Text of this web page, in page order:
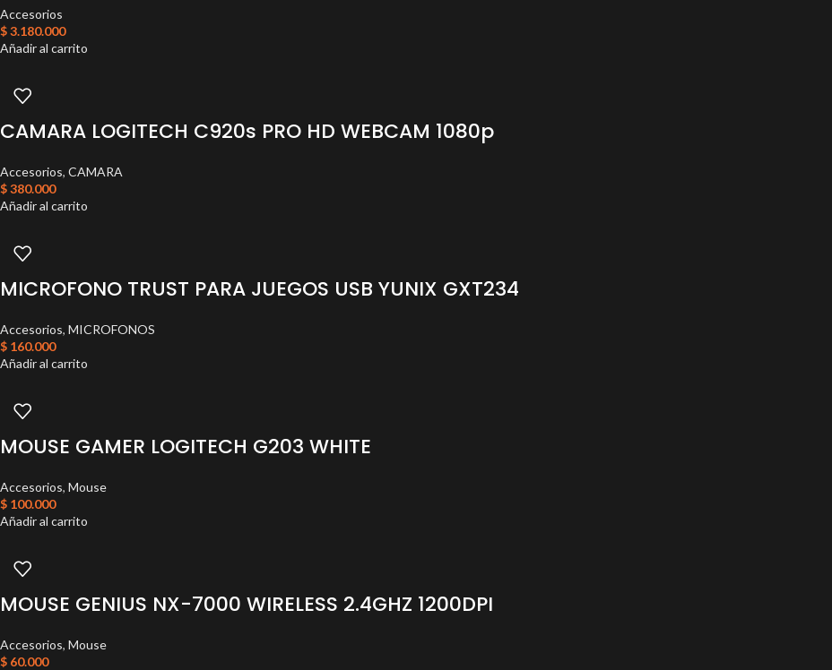
Accesorios
$3.180.000
Añadir al carrito
CAMARA LOGITECH C920s PRO HD WEBCAM 1080p
Accesorios, CAMARA
$380.000
Añadir al carrito
MICROFONO TRUST PARA JUEGOS USB YUNIX GXT234
Accesorios, MICROFONOS
$ 160.000
Añadir al carrito
MOUSE GAMER LOGITECH G203 WHITE
Accesorios, Mouse
$ 100.000
Añadir al carrito
MOUSE GENIUS NX-7000 WIRELESS 2.4GHZ 1200DPI
Accesorios, Mouse
$ 60.000